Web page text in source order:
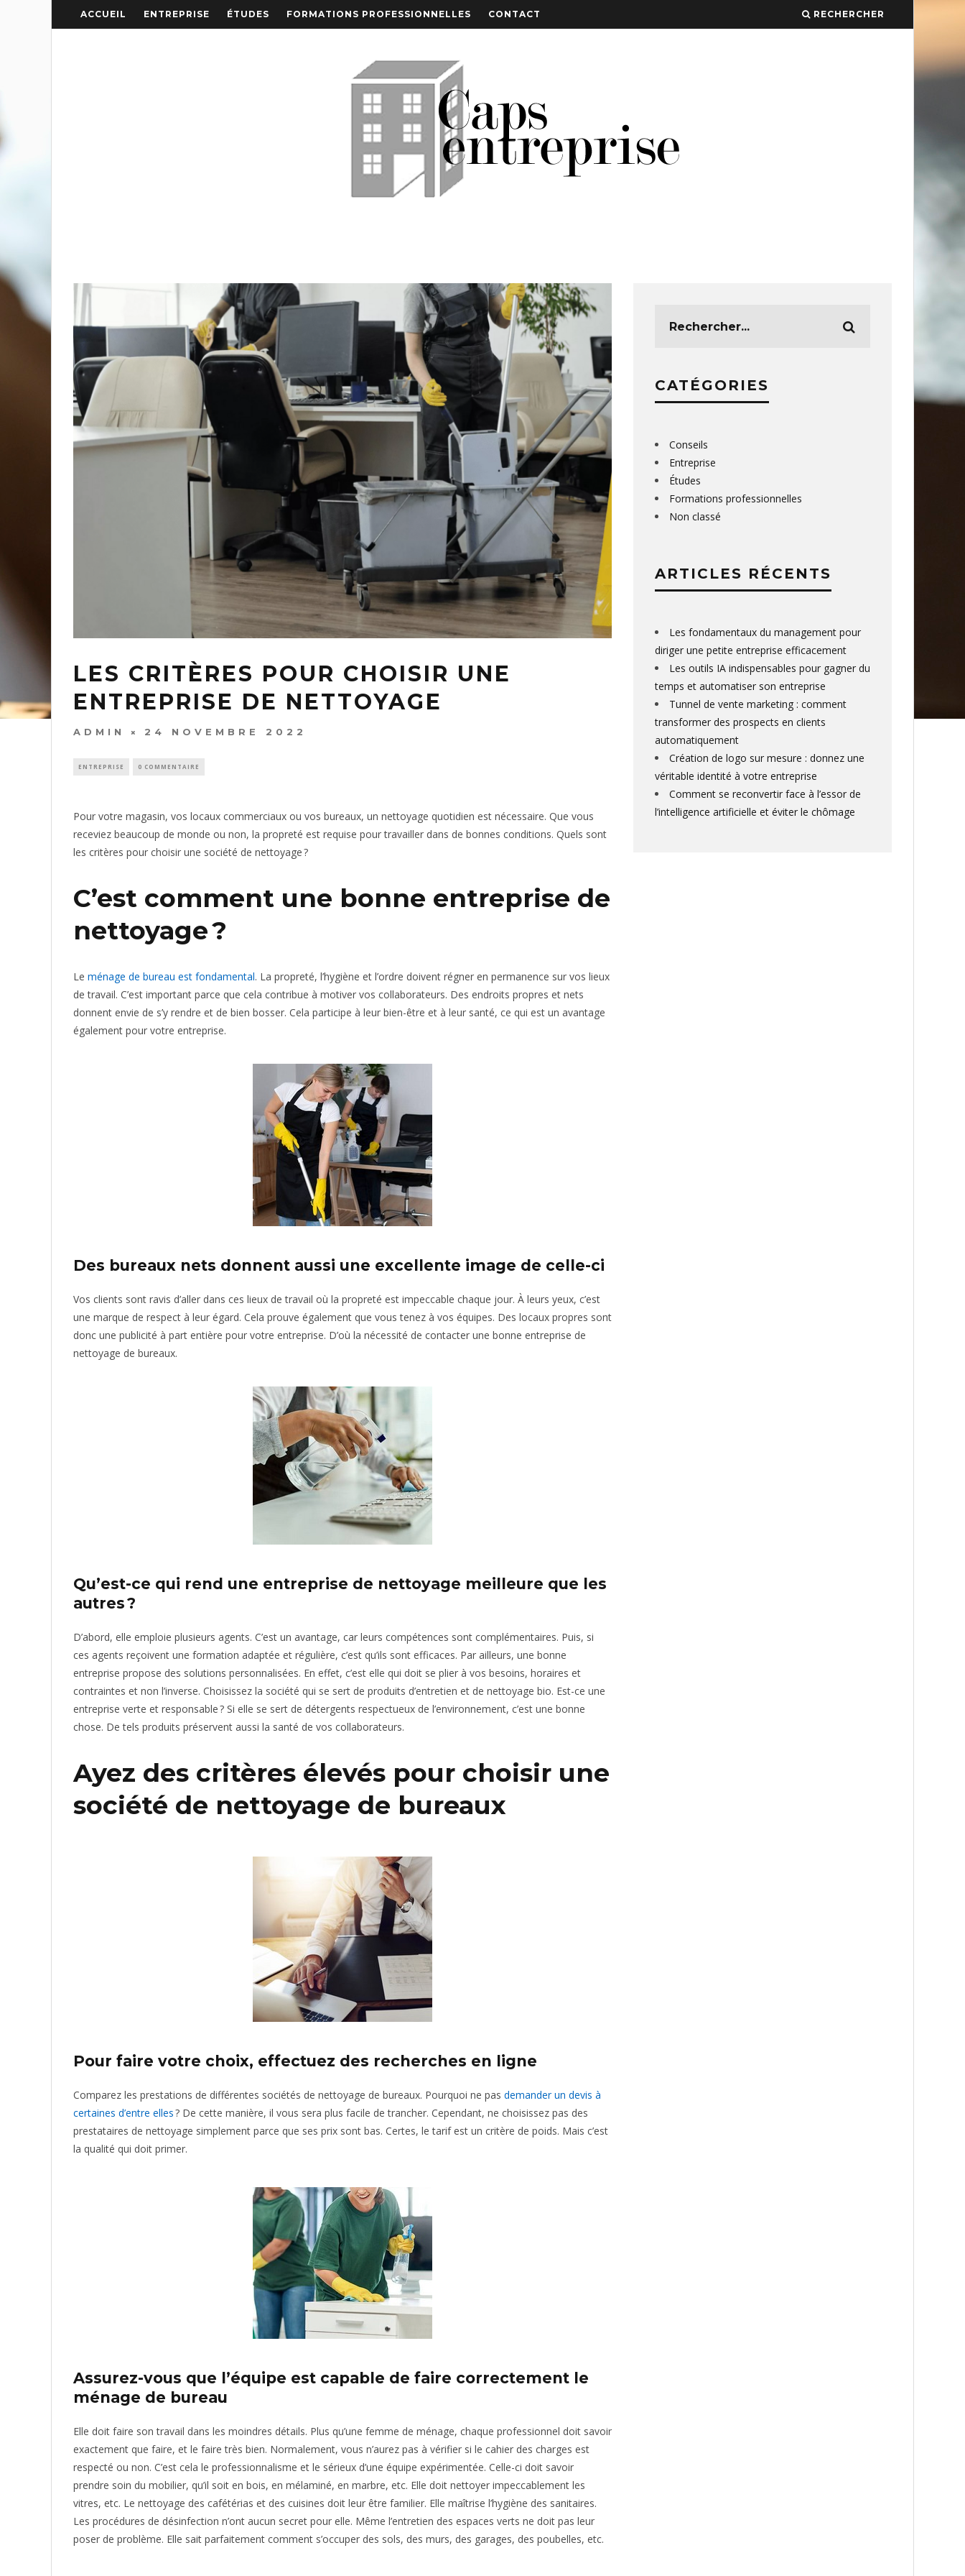
ACCUEIL ENTREPRISE ÉTUDES FORMATIONS PROFESSIONNELLES CONTACT RECHERCHER
LES CRITÈRES POUR CHOISIR UNE
ENTREPRISE DE NETTOYAGE
ADMIN 24 NOVEMBRE 2022
ENTREPRISE 0 COMMENTAIRE
Pour votre magasin, vos locaux commerciaux ou vos bureaux, un nettoyage quotidien est nécessaire. Que vous
receviez beaucoup de monde ou non, la propreté est requise pour travailler dans de bonnes conditions. Quels sont
les critères pour choisir une société de nettoyage ?
C’est comment une bonne entreprise de
nettoyage ?
Le ménage de bureau est fondamental. La propreté, l’hygiène et l’ordre doivent régner en permanence sur vos lieux
de travail. C’est important parce que cela contribue à motiver vos collaborateurs. Des endroits propres et nets
donnent envie de s’y rendre et de bien bosser. Cela participe à leur bien-être et à leur santé, ce qui est un avantage
également pour votre entreprise.
Des bureaux nets donnent aussi une excellente image de celle-ci
Vos clients sont ravis d’aller dans ces lieux de travail où la propreté est impeccable chaque jour. À leurs yeux, c’est
une marque de respect à leur égard. Cela prouve également que vous tenez à vos équipes. Des locaux propres sont
donc une publicité à part entière pour votre entreprise. D’où la nécessité de contacter une bonne entreprise de
nettoyage de bureaux.
Qu’est-ce qui rend une entreprise de nettoyage meilleure que les
autres ?
D’abord, elle emploie plusieurs agents. C’est un avantage, car leurs compétences sont complémentaires. Puis, si
ces agents reçoivent une formation adaptée et régulière, c’est qu’ils sont efficaces. Par ailleurs, une bonne
entreprise propose des solutions personnalisées. En effet, c’est elle qui doit se plier à vos besoins, horaires et
contraintes et non l’inverse. Choisissez la société qui se sert de produits d’entretien et de nettoyage bio. Est-ce une
entreprise verte et responsable ? Si elle se sert de détergents respectueux de l’environnement, c’est une bonne
chose. De tels produits préservent aussi la santé de vos collaborateurs.
Ayez des critères élevés pour choisir une
société de nettoyage de bureaux
Pour faire votre choix, effectuez des recherches en ligne
Comparez les prestations de différentes sociétés de nettoyage de bureaux. Pourquoi ne pas demander un devis à
certaines d’entre elles? De cette manière, il vous sera plus facile de trancher. Cependant, ne choisissez pas des
prestataires de nettoyage simplement parce que ses prix sont bas. Certes, le tarif est un critère de poids. Mais c’est
la qualité qui doit primer.
Assurez-vous que l’équipe est capable de faire correctement le
ménage de bureau
Elle doit faire son travail dans les moindres détails. Plus qu’une femme de ménage, chaque professionnel doit savoir
exactement que faire, et le faire très bien. Normalement, vous n’aurez pas à vérifier si le cahier des charges est
respecté ou non. C’est cela le professionnalisme et le sérieux d’une équipe expérimentée. Celle-ci doit savoir
prendre soin du mobilier, qu’il soit en bois, en mélaminé, en marbre, etc. Elle doit nettoyer impeccablement les
vitres, etc. Le nettoyage des cafétérias et des cuisines doit leur être familier. Elle maîtrise l’hygiène des sanitaires.
Les procédures de désinfection n’ont aucun secret pour elle. Même l’entretien des espaces verts ne doit pas leur
poser de problème. Elle sait parfaitement comment s’occuper des sols, des murs, des garages, des poubelles, etc.
CATÉGORIES
Conseils
Entreprise
Études
Formations professionnelles
Non classé
ARTICLES RÉCENTS
Les fondamentaux du management pour
diriger une petite entreprise efficacement
Les outils IA indispensables pour gagner du
temps et automatiser son entreprise
Tunnel de vente marketing : comment
transformer des prospects en clients
automatiquement
Création de logo sur mesure : donnez une
véritable identité à votre entreprise
Comment se reconvertir face à l’essor de
l’intelligence artificielle et éviter le chômage